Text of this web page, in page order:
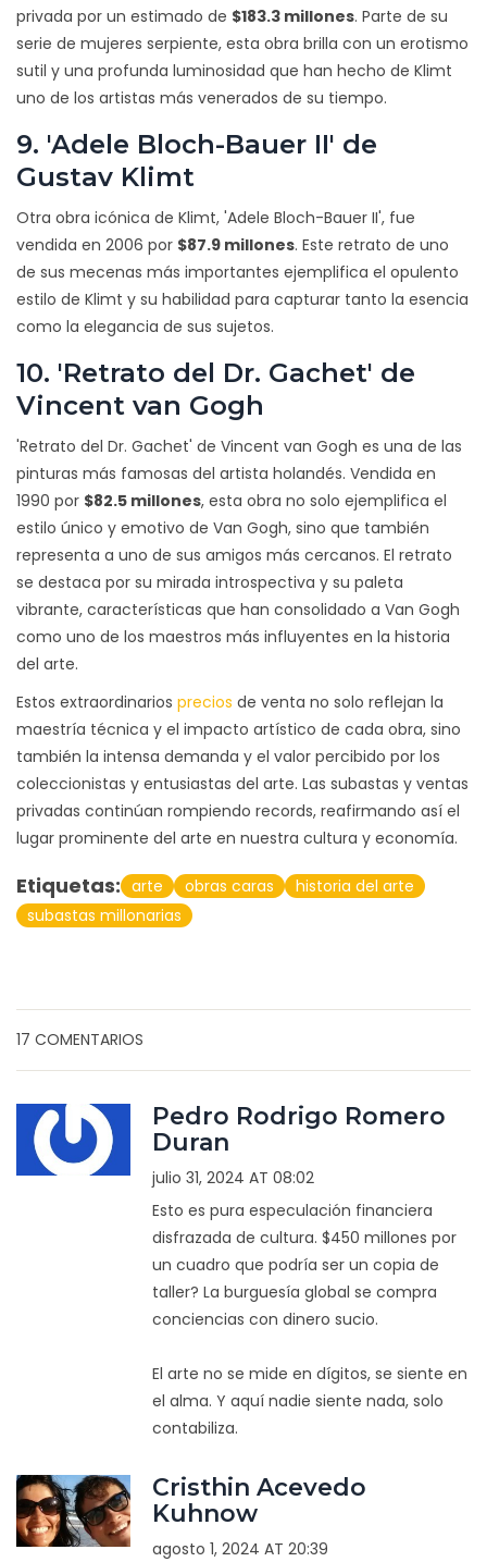
privada por un estimado de $183.3 millones. Parte de su
serie de mujeres serpiente, esta obra brilla con un erotismo
sutil y una profunda luminosidad que han hecho de Klimt
uno de los artistas más venerados de su tiempo.
9. 'Adele Bloch-Bauer II' de
Gustav Klimt
Otra obra icónica de Klimt, 'Adele Bloch-Bauer II', fue
vendida en 2006 por $87.9 millones. Este retrato de uno
de sus mecenas más importantes ejemplifica el opulento
estilo de Klimt y su habilidad para capturar tanto la esencia
como la elegancia de sus sujetos.
10. 'Retrato del Dr. Gachet' de
Vincent van Gogh
'Retrato del Dr. Gachet' de Vincent van Gogh es una de las
pinturas más famosas del artista holandés. Vendida en
1990 por $82.5 millones, esta obra no solo ejemplifica el
estilo único y emotivo de Van Gogh, sino que también
representa a uno de sus amigos más cercanos. El retrato
se destaca por su mirada introspectiva y su paleta
vibrante, características que han consolidado a Van Gogh
como uno de los maestros más influyentes en la historia
del arte.
Estos extraordinarios precios de venta no solo reflejan la
maestría técnica y el impacto artístico de cada obra, sino
también la intensa demanda y el valor percibido por los
coleccionistas y entusiastas del arte. Las subastas y ventas
privadas continúan rompiendo records, reafirmando así el
lugar prominente del arte en nuestra cultura y economía.
Etiquetas: arte obras caras
historia del arte
subastas millonarias
17 COMENTARIOS
Pedro Rodrigo Romero
Duran
julio 31, 2024 AT 08:02
Esto es pura especulación financiera
disfrazada de cultura. $450 millones por
un cuadro que podría ser un copia de
taller? La burguesía global se compra
conciencias con dinero sucio.
El arte no se mide en dígitos, se siente en
el alma. Y aquí nadie siente nada, solo
contabiliza.
Cristhin Acevedo
Kuhnow
agosto 1, 2024 AT 20:39